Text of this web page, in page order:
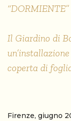
Il Giardino di
coperta di
Firenze, giugno